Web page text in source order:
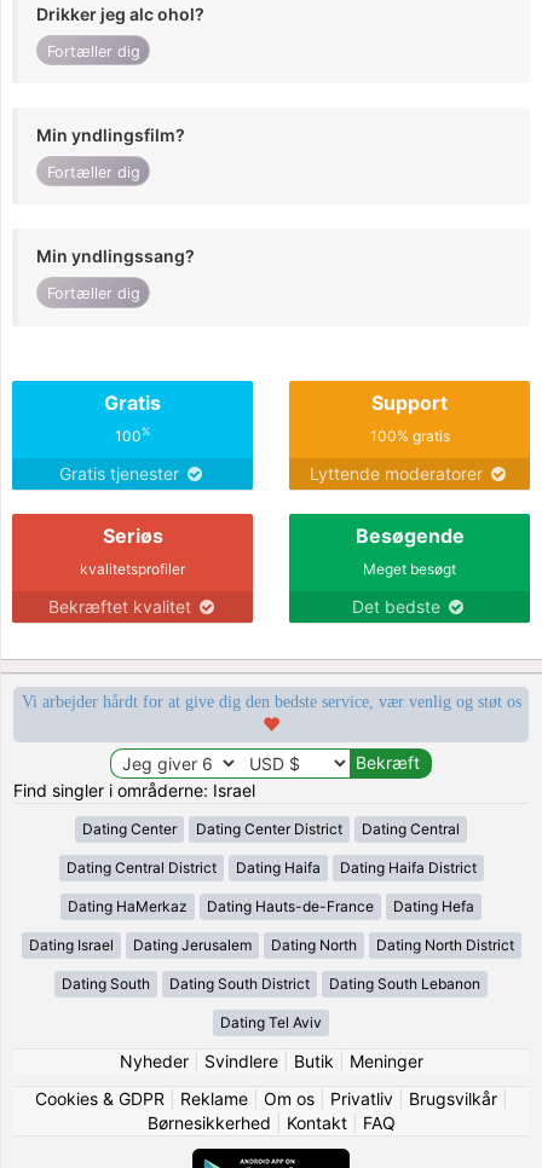
Drikker jeg alc ohol?
Fortæller dig
Min yndlingsfilm?
Fortæller dig
Min yndlingssang?
Fortæller dig
Gratis
100%
Gratis tjenester
Support
100% gratis
Lyttende moderatorer
Seriøs
kvalitetsprofiler
Bekræftet kvalitet
Besøgende
Meget besøgt
Det bedste
Vi arbejder hårdt for at give dig den bedste service, vær venlig og støt os
Find singler i områderne: Israel
Dating Center Dating Center District Dating Central
Dating Central District Dating Haifa Dating Haifa District
Dating HaMerkaz Dating Hauts-de-France Dating Hefa
Dating Israel Dating Jerusalem Dating North Dating North District
Dating South Dating South District Dating South Lebanon
Dating Tel Aviv
Nyheder| Svindlere| Butik
Meninger
Cookies & GDPR
Reklame| Om os| Privatliv| Brugsvilkår|
Børnesikkerhed
Kontakt| FAQ